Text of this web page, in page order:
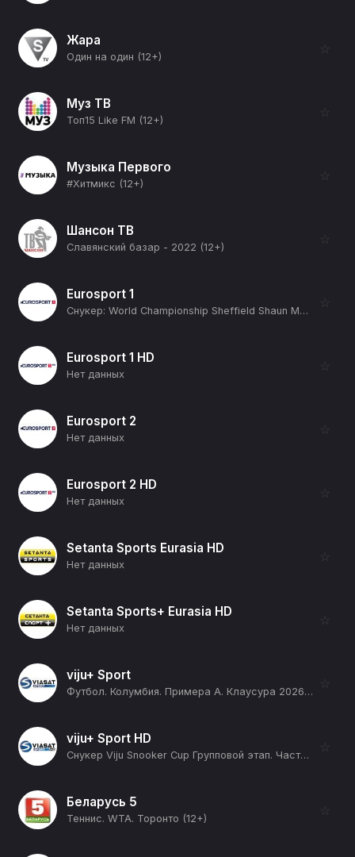
Жара
Один на один (12+)
☆
Муз ТВ
Toп15 Like FM (12+)
☆
Музыка Первого
#Хитмикс (12+)
☆
Шансон ТВ
Славянский базар - 2022 (12+)
☆
Eurosport 1
Снукер: World Championship Sheffield Shaun Murphy - Wu Yize Final (12+)
☆
Eurosport 1 HD
Нет данных
☆
Eurosport 2
Нет данных
☆
Eurosport 2 HD
Нет данных
☆
Setanta Sports Eurasia HD
Нет данных
☆
Setanta Sports+ Eurasia HD
Нет данных
☆
viju+ Sport
Футбол. Колумбия. Примера А. Клаусура 2026. 3 тур. Онсе Кальдас - Америка де Кали (12+)
☆
viju+ Sport HD
Снукер Viju Snooker Cup Групповой этап. Часть 4 Группа A: Арсений Королев - Андрей Карасов. Группа B: Микаэл Нерсисян - Сергей Луцкер (12+)
☆
Беларусь 5
Теннис. WTA. Торонто (12+)
☆